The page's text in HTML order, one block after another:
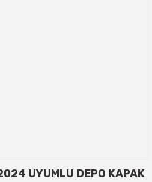
UYUMLU DEPO KAPAK